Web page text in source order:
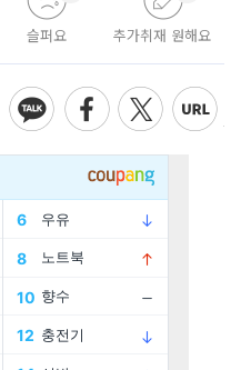
슬퍼요 추가취재 원해요